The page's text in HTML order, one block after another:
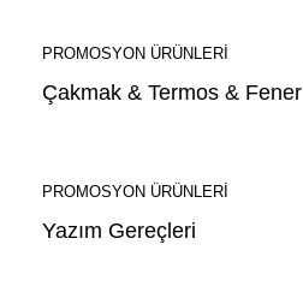
PROMOSYON ÜRÜNLERİ
Çakmak & Termos & Fener
PROMOSYON ÜRÜNLERİ
Yazım Gereçleri